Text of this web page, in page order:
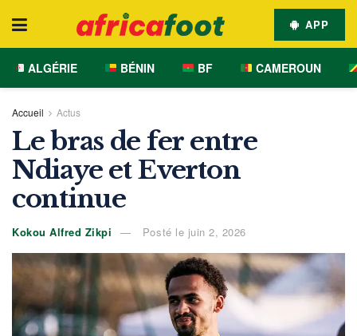
APP
ALGÉRIE BÉNIN BF CAMEROUN
Accueil Actus
Le bras de fer entre
Ndiaye et Everton
continue
Kokou Alfred Zikpi Posté le juin 2, 2026